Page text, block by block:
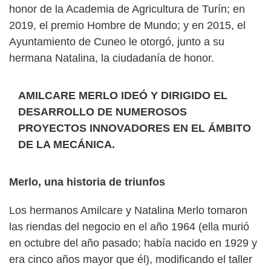
honor de la Academia de Agricultura de Turín; en
2019, el premio Hombre de Mundo; y en 2015, el
Ayuntamiento de Cuneo le otorgó, junto a su
hermana Natalina, la ciudadanía de honor.
AMILCARE MERLO IDEÓ Y DIRIGIDO EL
DESARROLLO DE NUMEROSOS
PROYECTOS INNOVADORES EN EL ÁMBITO
DE LA MECÁNICA.
Merlo, una historia de triunfos
Los hermanos Amilcare y Natalina Merlo tomaron
las riendas del negocio en el año 1964 (ella murió
en octubre del año pasado; había nacido en 1929 y
era cinco años mayor que él), modificando el taller